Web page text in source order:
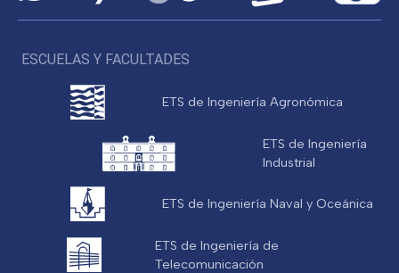
ESCUELAS Y FACULTADES
ETS de Ingeniería Agronómica
ETS de Ingeniería
Industrial
ETS de Ingeniería Naval y Oceánica
ETS de Ingeniería de
Telecomunicación